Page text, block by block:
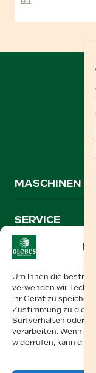
Um Ihnen die
verwenden wir
Ihr Gerät zu
Zustimmung zu
Surfverhalten oder
verarbeiten. Wenn
widerrufen, kann
MASCHINEN
SERVICE
Oonksweg 35
7622 AW Borne,